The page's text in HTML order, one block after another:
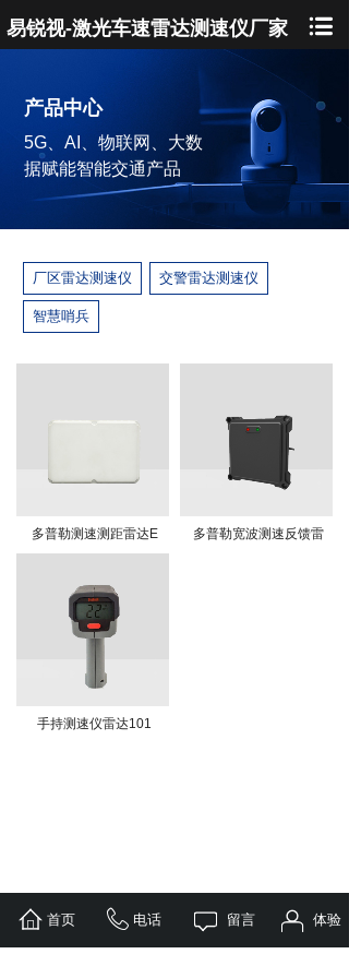
易锐视-激光车速雷达测速仪厂家
产品中心
5G、AI、物联网、大数
据赋能智能交通产品
厂区雷达测速仪 交警雷达测速仪
智慧哨兵
多普勒测速测距雷达E 多普勒宽波测速反馈雷
手持测速仪雷达101
首页 电话 留言 体验